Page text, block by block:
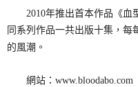
2010年推出首本作品《血
同系列作品一共出版十集，
的風潮。
網站：www.bloodabo.com